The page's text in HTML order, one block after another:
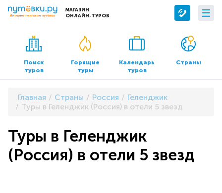
МАГАЗИН
ОНЛАЙН-ТУРОВ
Сервисы
Бронирование отелей
Трансфер
О компании
О нас
Контакты
Документы и реквизиты
Поиск
туров
Горящие
туры
Календарь
туров
Страны
Главная Страны Россия
Геленджик
Туры в Геленджик (Россия) в отели 5 звезд
Туры в Геленджик
(Россия) в отели 5 звезд